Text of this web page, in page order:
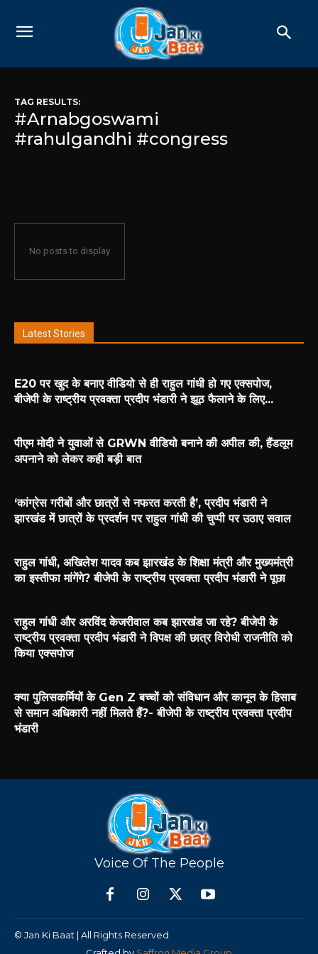
TAG RESULTS:
#Arnabgoswami
#rahulgandhi #congress
No posts to display
Latest Stories
E20 पर खुद के बनाए वीडियो से ही राहुल गांधी हो गए एक्सपोज,
बीजेपी के राष्ट्रीय प्रवक्ता प्रदीप भंडारी ने झूठ फैलाने के लिए...
पीएम मोदी ने युवाओं से GRWN वीडियो बनाने की अपील की, हैंडलूम
अपनाने को लेकर कही बड़ी बात
‘कांग्रेस गरीबों और छात्रों से नफरत करती है’, प्रदीप भंडारी ने
झारखंड में छात्रों के प्रदर्शन पर राहुल गांधी की चुप्पी पर उठाए सवाल
राहुल गांधी, अखिलेश यादव कब झारखंड के शिक्षा मंत्री और मुख्यमंत्री
का इस्तीफा मांगेंगे? बीजेपी के राष्ट्रीय प्रवक्ता प्रदीप भंडारी ने पूछा
राहुल गांधी और अरविंद केजरीवाल कब झारखंड जा रहे? बीजेपी के
राष्ट्रीय प्रवक्ता प्रदीप भंडारी ने विपक्ष की छात्र विरोधी राजनीति को
किया एक्सपोज
क्या पुलिसकर्मियों के Gen Z बच्चों को संविधान और कानून के हिसाब
से समान अधिकारी नहीं मिलते हैं?- बीजेपी के राष्ट्रीय प्रवक्ता प्रदीप
भंडारी
Voice Of The People
© Jan Ki Baat | All Rights Reserved